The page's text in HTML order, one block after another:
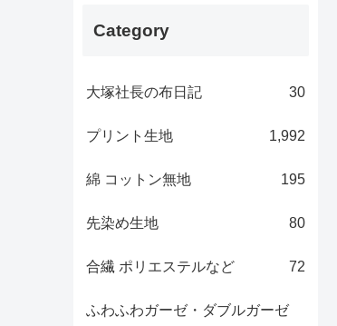
Category
大塚社長の布日記 30
プリント生地 1,992
綿 コットン無地 195
先染め生地 80
合繊 ポリエステルなど 72
ふわふわガーゼ・ダブルガーゼ